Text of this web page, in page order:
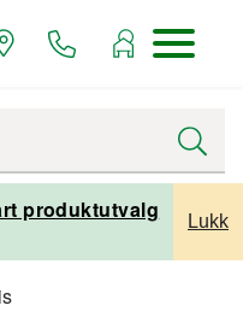
produktutvalg
Lukk